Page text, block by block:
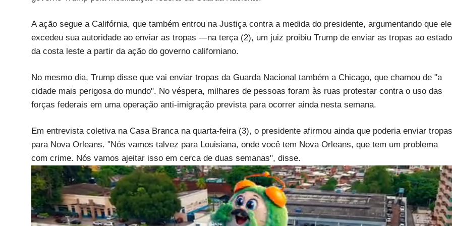
A ação segue a Califórnia, que também entrou na Justiça contra a medida do presidente, argumentando que ele
excedeu sua autoridade ao enviar as tropas —na terça (2), um juiz proibiu Trump de enviar as tropas ao estado
da costa leste a partir da ação do governo californiano.
No mesmo dia, Trump disse que vai enviar tropas da Guarda Nacional também a Chicago, que chamou de "a
cidade mais perigosa do mundo". No véspera, milhares de pessoas foram às ruas protestar contra o uso das
forças federais em uma operação anti-imigração prevista para ocorrer ainda nesta semana.
Em entrevista coletiva na Casa Branca na quarta-feira (3), o presidente afirmou ainda que poderia enviar tropas
para Nova Orleans. "Nós vamos talvez para Louisiana, onde você tem Nova Orleans, que tem um problema
com crime. Nós vamos ajeitar isso em cerca de duas semanas", disse.